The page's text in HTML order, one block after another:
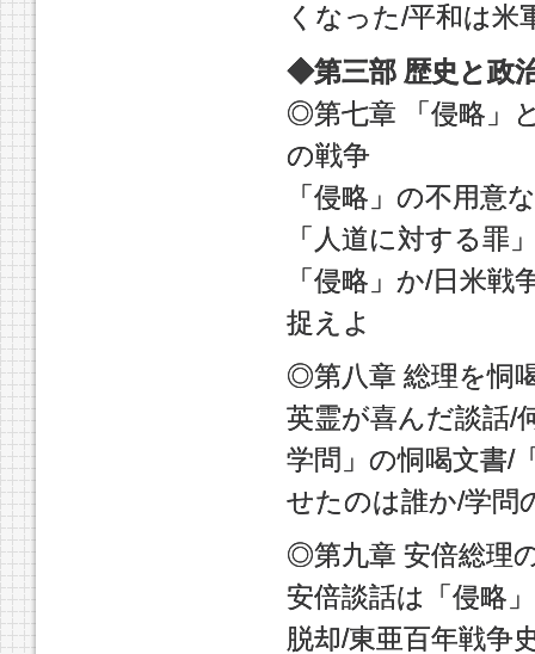
くなった/平和は
◆第三部 歴史と政
◎第七章 「侵略」
の戦争
「侵略」の不用意
「人道に対する罪
「侵略」か/日米
捉えよ
◎第八章 総理を恫
英霊が喜んだ談話/
学問」の恫喝文書/
せたのは誰か/学問
◎第九章 安倍総理
安倍談話は「侵略
脱却/東亜百年戦争